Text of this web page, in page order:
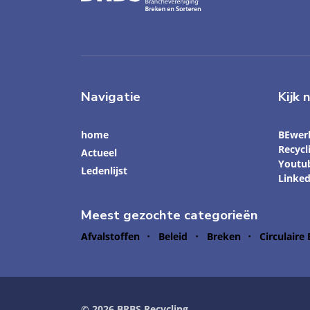
Navigatie
home
Actueel
Ledenlijst
Kijk
Meest gezochte categorieën
Afvalstoffen Beleid Breken Circulaire